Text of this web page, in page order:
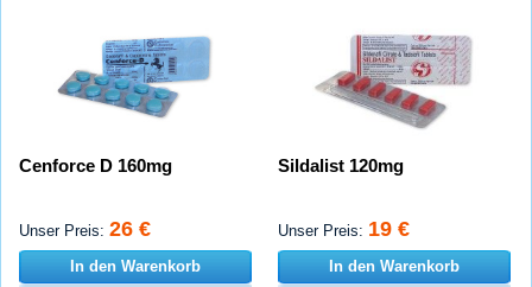
Cenforce D 160mg
Unser Preis: 26 €
In den Warenkorb
Sildalist 120mg
Unser Preis: 19 €
In den Warenkorb